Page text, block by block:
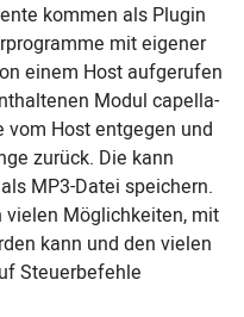
kommen als Plugin
mit eigener
einem Host aufgerufen
Modul capella-
Host entgegen und
zurück. Die kann
MP3-Datei speichern.
vielen Möglichkeiten, mit
kann und den vielen
Steuerbefehle